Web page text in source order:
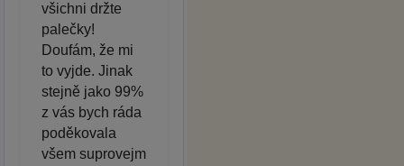
všichni držte
palečky!
Doufám, že mi
to vyjde. Jinak
stejně jako 99%
z vás bych ráda
poděkovala
všem suprovejm